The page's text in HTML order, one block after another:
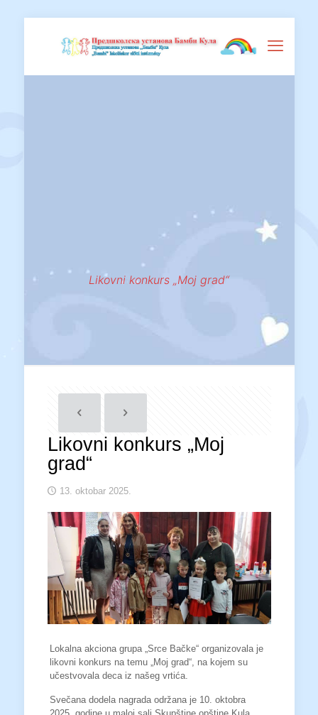
Likovni konkurs „Moj grad“
Likovni konkurs „Moj
grad“
13. oktobar 2025.
Lokalna akciona grupa „Srce Bačke“ organizovala je
likovni konkurs na temu „Moj grad“, na kojem su
učestvovala deca iz našeg vrtića.
Svečana dodela nagrada održana je 10. oktobra
2025. godine u maloj sali Skupštine opštine Kula.